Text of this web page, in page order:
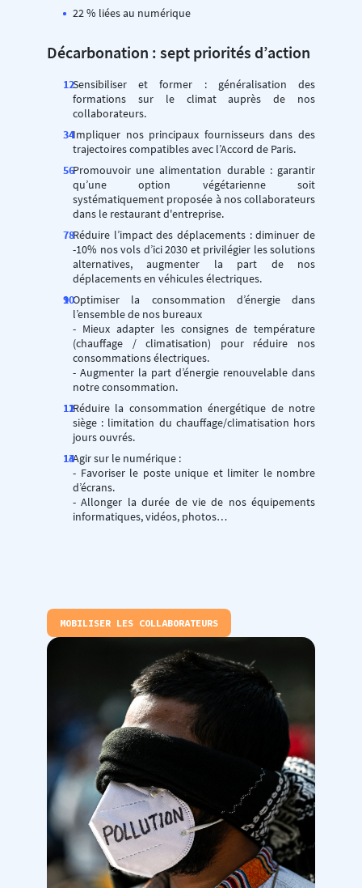
22 % liées au numérique
Décarbonation : sept priorités d’action
Sensibiliser et former : généralisation des
formations sur le climat auprès de nos
collaborateurs.
Impliquer nos principaux fournisseurs dans des
trajectoires compatibles avec l’Accord de Paris.
Promouvoir une alimentation durable : garantir
qu’une option végétarienne soit
systématiquement proposée à nos collaborateurs
dans le restaurant d'entreprise.
Réduire l’impact des déplacements : diminuer de
-10% nos vols d’ici 2030 et privilégier les solutions
alternatives, augmenter la part de nos
déplacements en véhicules électriques.
Optimiser la consommation d’énergie dans
l’ensemble de nos bureaux
- Mieux adapter les consignes de température
(chauffage / climatisation) pour réduire nos
consommations électriques.
- Augmenter la part d’énergie renouvelable dans
notre consommation.
Réduire la consommation énergétique de notre
siège : limitation du chauffage/climatisation hors
jours ouvrés.
Agir sur le numérique :
- Favoriser le poste unique et limiter le nombre
d’écrans.
- Allonger la durée de vie de nos équipements
informatiques, vidéos, photos…
MOBILISER LES COLLABORATEURS